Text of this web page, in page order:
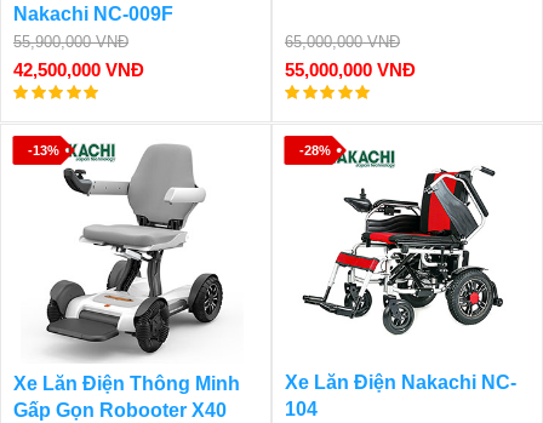
Nakachi NC-009F
55,900,000 VNĐ
42,500,000 VNĐ
65,000,000 VNĐ
55,000,000 VNĐ
-13%
Xe Lăn Điện Thông Minh
Gấp Gọn Robooter X40
-28%
Xe Lăn Điện Nakachi NC-
104